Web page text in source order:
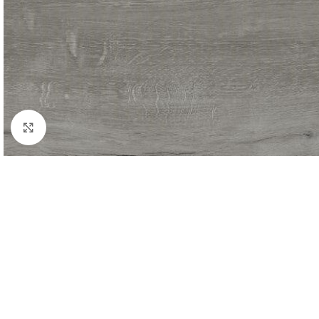
Kliknij aby powiększyć